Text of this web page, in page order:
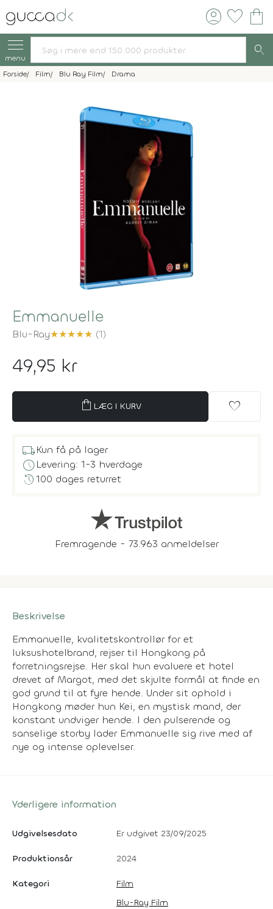
account_circle favorite shopping_bag
menu search
Forside Film Blu Ray Film Drama
Emmanuelle
Blu-Ray★★★★★ (1)
49,95 kr
shopping_bag LÆG I KURV favorite
local_shippingKun få på lager
scheduleLevering: 1-3 hverdage
history100 dages returret
Fremragende - 73.963 anmeldelser
Beskrivelse
Emmanuelle, kvalitetskontrollør for et
luksushotelbrand, rejser til Hongkong på
forretningsrejse. Her skal hun evaluere et hotel
drevet af Margot, med det skjulte formål at finde en
god grund til at fyre hende. Under sit ophold i
Hongkong møder hun Kei, en mystisk mand, der
konstant undviger hende. I den pulserende og
sanselige storby lader Emmanuelle sig rive med af
nye og intense oplevelser.
Yderligere information
Udgivelsesdato Er udgivet 23/09/2025
Produktionsår 2024
Kategori
Film
Blu-Ray Film